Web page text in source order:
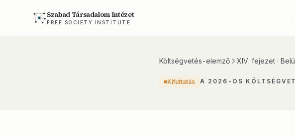
Szabad Társadalom Intézet
FREE SOCIETY INSTITUTE
Költségvetés-elemző XIV. fejezet ·
Kifuttatás A 2026-OS